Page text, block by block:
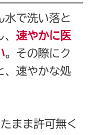
で洗い落と
速やかに医
。その際にク
、速やかな処
まま許可無く